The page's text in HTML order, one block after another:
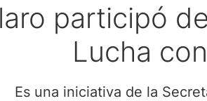
participó
Lucha
Es una iniciativa de la